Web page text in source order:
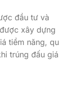
đầu tư và
xây dựng
tiềm năng,
trúng đấu